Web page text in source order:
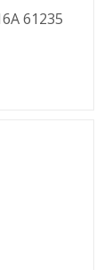
61235